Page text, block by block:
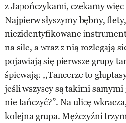
z Japończykami, czekamy
Najpierw słyszymy bębny,
niezidentyfikowane
na sile, a wraz z nią rozlegają
pojawiają się pierwsze grupy
śpiewają: ,,Tancerze to
jeśli wszyscy są takimi samymi
nie tańczyć?”. Na ulicę
kolejna grupa. Mężczyźni